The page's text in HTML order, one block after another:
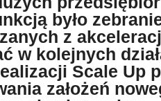
było
z
w kolejnych
Scale Up
założeń